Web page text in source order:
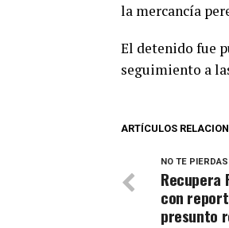
la mercancía
El detenido fue
seguimiento a
ARTÍCULOS
NO TE PIERDAS
Recupera
con
presunto